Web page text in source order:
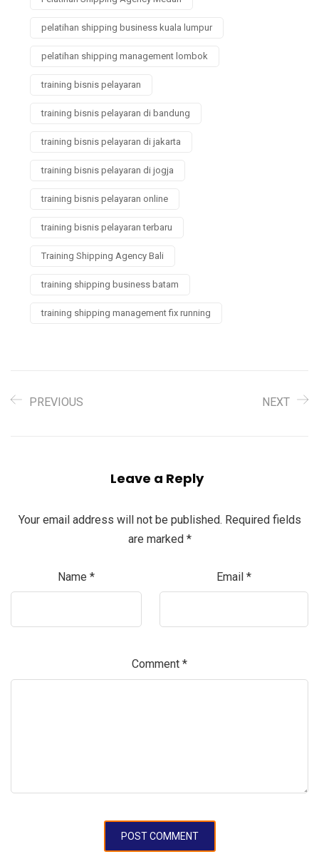
pelatihan shipping business kuala lumpur
pelatihan shipping management lombok
training bisnis pelayaran
training bisnis pelayaran di bandung
training bisnis pelayaran di jakarta
training bisnis pelayaran di jogja
training bisnis pelayaran online
training bisnis pelayaran terbaru
Training Shipping Agency Bali
training shipping business batam
training shipping management fix running
PREVIOUS NEXT
Leave a Reply
Your email address will not be published. Required fields
are marked *
Name * Email *
Comment *